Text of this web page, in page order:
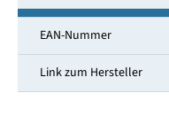
EAN-Nummer
Link zum Hersteller